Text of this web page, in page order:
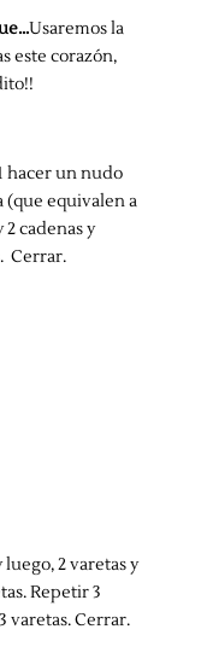
Usaremos la
este corazón,
hacer un nudo
(que equivalen a
cadenas y
Cerrar.
2 varetas y
Repetir 3
varetas. Cerrar.